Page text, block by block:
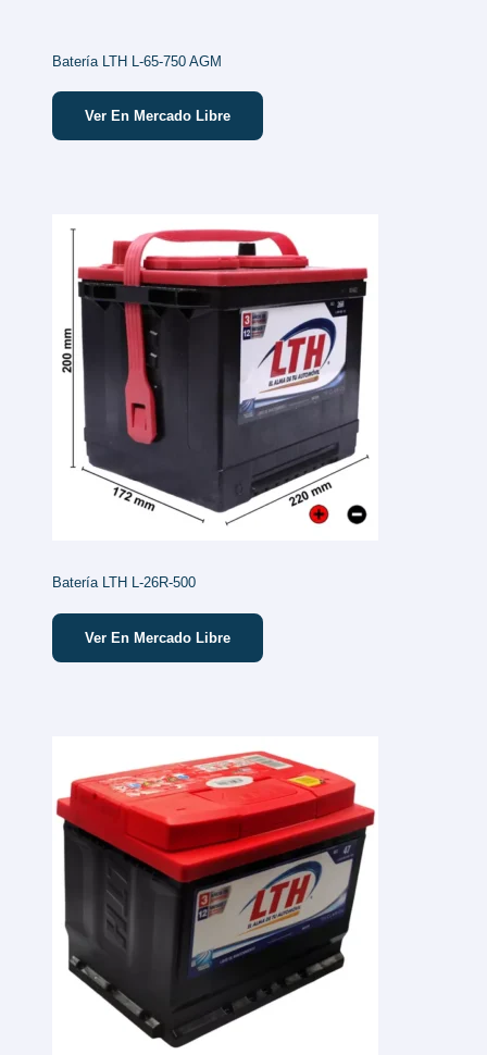
Batería LTH L-65-750 AGM
Ver En Mercado Libre
Batería LTH L-26R-500
Ver En Mercado Libre